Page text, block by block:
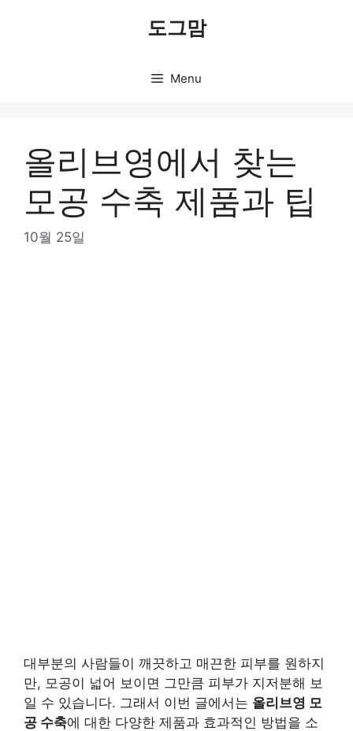
도그맘
Menu
올리브영에서 찾는
모공 수축 제품과 팁
10월 25일
대부분의 사람들이 깨끗하고 매끈한 피부를 원하지
만, 모공이 넓어 보이면 그만큼 피부가 지저분해 보
일 수 있습니다. 그래서 이번 글에서는 올리브영 모
공 수축에 대한 다양한 제품과 효과적인 방법을 소